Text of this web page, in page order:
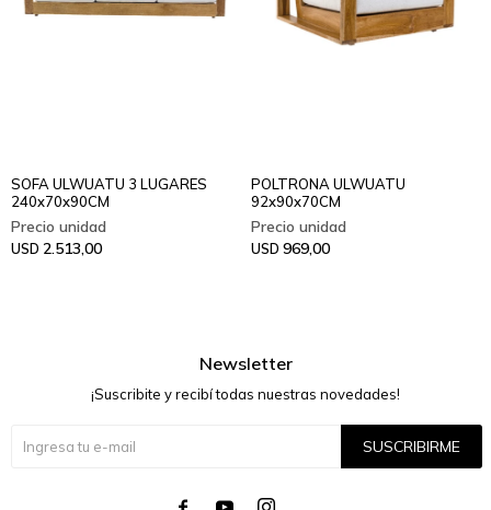
SOFA ULWUATU 3 LUGARES
240x70x90CM
USD 2.513,00
POLTRONA ULWUATU
92x90x70CM
USD 969,00
Newsletter
¡Suscribite y recibí todas nuestras novedades!
SUSCRIBIRME
  